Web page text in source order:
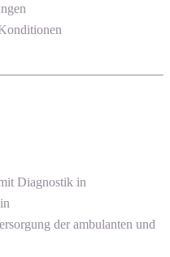
Diagnostik in
der ambulanten und